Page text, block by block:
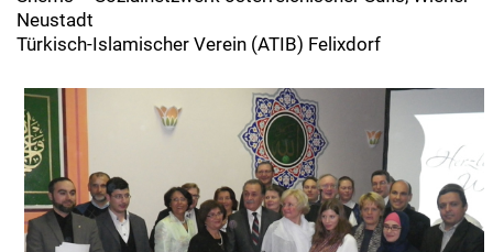
Neustadt
Türkisch-Islamischer Verein (ATIB) Felixdorf